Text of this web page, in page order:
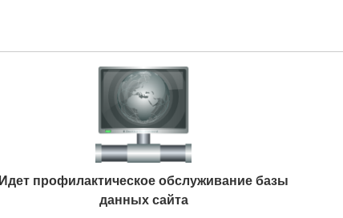
Идет профилактическое обслуживание базы
данных сайта